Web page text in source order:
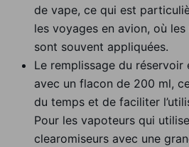
de vape, ce qui est
les voyages en avion, où
sont souvent appliquées.
Le remplissage du réservoir
avec un flacon de 200 ml,
du temps et de faciliter
Pour les vapoteurs qui
clearomiseurs avec une